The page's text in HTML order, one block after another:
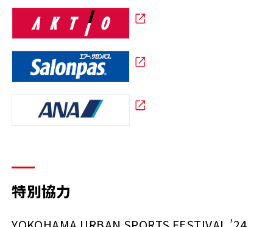
特別協力